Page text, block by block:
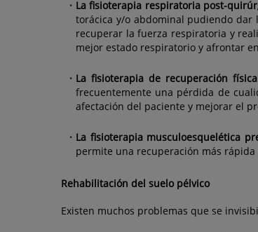
La fisioterapia respiratoria post-
torácica y/o abdominal pudiendo dar
recuperar la fuerza respiratoria y
mejor estado respiratorio y afrontar
La fisioterapia de recuperación
frecuentemente una pérdida de
afectación del paciente y mejorar el
La fisioterapia musculoesquelética
permite una recuperación más
Rehabilitación del suelo pélvico
Existen muchos problemas que se